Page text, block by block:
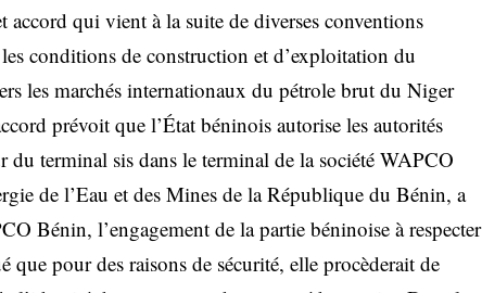
qui vient à la suite de diverses conventions
conditions de construction et d’exploitation du
les marchés internationaux du pétrole brut du Niger
prévoit que l’État béninois autorise les autorités
du terminal sis dans le terminal de la société WAPCO
de l’Eau et des Mines de la République du Bénin, a
Bénin, l’engagement de la partie béninoise à respecter
que pour des raisons de sécurité, elle procèderait de